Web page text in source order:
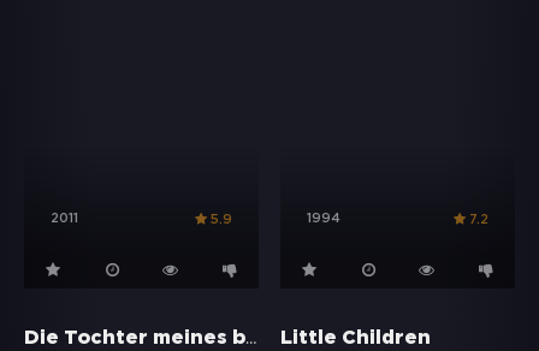
2011 5.9 1994 7.2
Die Tochter meines besten Freundes Little Children